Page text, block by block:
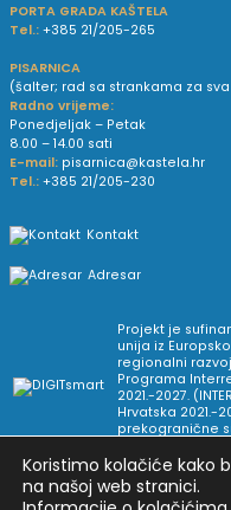
PORTA GRADA KAŠTELA
Tel.: +385 21/205-265
PISARNICA
(šalter; rad sa strankama za
Radno vrijeme:
Ponedjeljak – Petak
8.00 – 14.00 sati
E-mail: pisarnica@kastela.hr
Tel.: +385 21/205-230
Kontakt
Adresar
Projekt je
unija iz
regionalni
Programa
2021.-2027.
Hrvatska 2021.-
prekogranične
Koristimo kolačiće kako
na našoj web stranici.